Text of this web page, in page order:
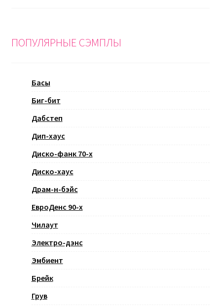
ПОПУЛЯРНЫЕ СЭМПЛЫ
Басы
Биг-бит
Дабстеп
Дип-хаус
Диско-фанк 70-х
Диско-хаус
Драм-н-бэйс
ЕвроДенс 90-х
Чилаут
Электро-дэнс
Эмбиент
Брейк
Грув